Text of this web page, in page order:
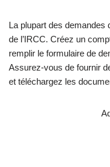
La plupart des demandes
de l’IRCC. Créez un
remplir le formulaire de
Assurez-vous de fournir
et téléchargez les